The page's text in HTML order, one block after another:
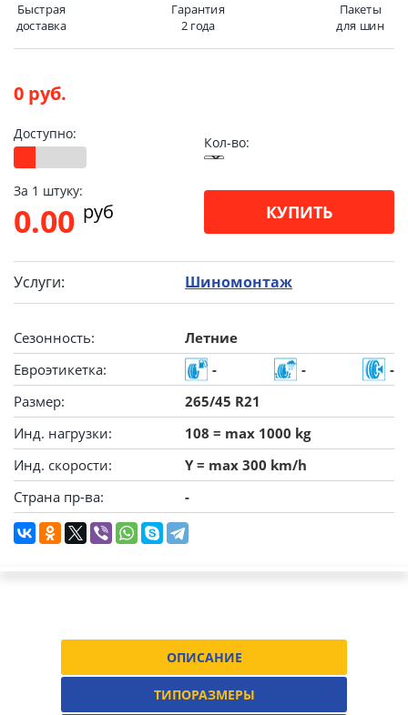
Быстрая
доставка
Гарантия
2 года
Пакеты
для шин
0 руб.
Доступно:
Кол-во:
За 1 штуку:
0.00 pуб КУПИТЬ
Услуги: Шиномонтаж
Сезонность:
Летние
Евроэтикетка:
- -
-
Размер:
265/45 R21
Инд. нагрузки:
108 = max 1000 kg
Инд. скорости:
Y = max 300 km/h
Страна пр-ва:
-
ОПИСАНИЕ
ТИПОРАЗМЕРЫ